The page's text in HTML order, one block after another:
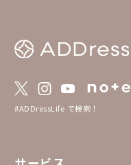
#ADDressLife で検索！